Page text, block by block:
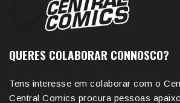
QUERES COLABORAR CONNOSCO?
Tens interesse em colaborar com o
Central Comics procura pessoas